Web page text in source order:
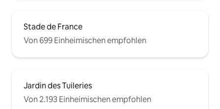
Stade de France
Von 699 Einheimischen empfohlen
Jardin des Tuileries
Von 2.193 Einheimischen empfohlen